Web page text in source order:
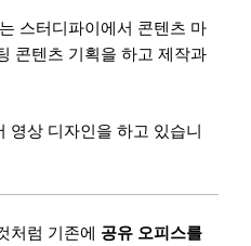
스터디파이에서 콘텐츠 마
콘텐츠 기획을 하고 제작과
영상 디자인을 하고 있습니
처럼 기존에 공유 오피스를